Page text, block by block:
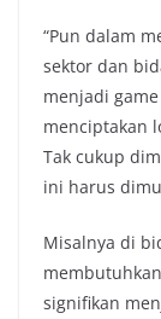
“Pun dalam
sektor dan
menjadi
menciptakan
Tak cukup
ini harus
Misalnya di
signifikan